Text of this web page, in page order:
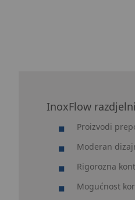
InoxFlow
Proizvodi
Moderan
Rigorozna
Mogućnost